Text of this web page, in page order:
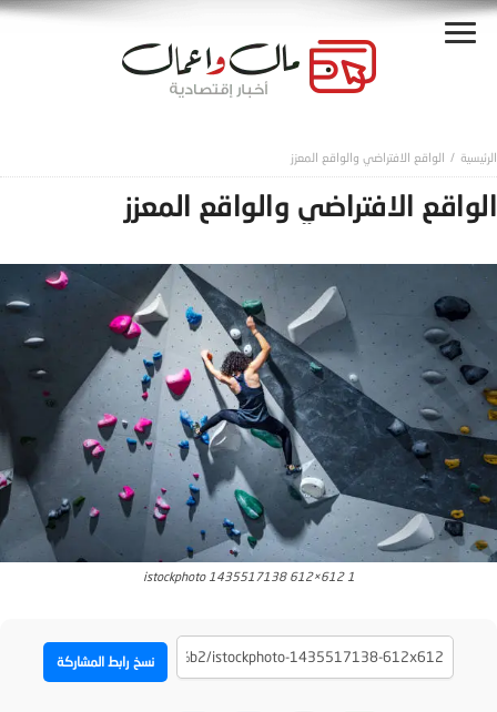
الواقع الافتراضي والواقع المعزز
الواقع الافتراضي والواقع المعزز
istockphoto 1435517138 612×612 1
نسخ رابط المشاركة